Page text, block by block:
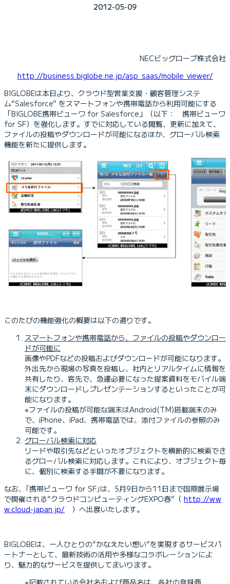
2012-05-09
NECビッグローブ株式会社
http://business.biglobe.ne.jp/asp_saas/mobile_viewer/
BIGLOBEは本日より、クラウド型営業支援・顧客管理システ
ム“Salesforce” をスマートフォンや携帯電話から利用可能にする
「BIGLOBE携帯ビューワ for Salesforce」（以下： 携帯ビューワ
for SF）を強化します。すでに対応している閲覧、更新に加えて、
ファイルの投稿やダウンロードが可能になるほか、グローバル検索
機能を新たに提供します。
このたびの機能強化の概要は以下の通りです。
スマートフォンや携帯電話から、ファイルの投稿やダウンロー
ドが可能に
画像やPDFなどの投稿およびダウンロードが可能になります。
外出先から現場の写真を投稿し、社内とリアルタイムに情報を
共有したり、客先で、急遽必要になった提案資料をモバイル端
末にダウンロードしプレゼンテーションするといったことが可
能になります。
※ファイルの投稿が可能な端末はAndroid(TM)搭載端末のみ
で、iPhone、iPad、携帯電話では、添付ファイルの参照のみ
可能です。
グローバル検索に対応
リードや取引先などといったオブジェクトを横断的に検索でき
るグローバル検索に対応します。これにより、オブジェクト毎
に、個別に検索する手間が不要になります。
なお、｢携帯ビューワ for SF｣は、5月9日から11日まで国際展示場
で開催される”クラウドコンピューティングEXPO春”（ http://ww
w.cloud-japan.jp/ ）へ出展いたします。
BIGLOBEは、一人ひとりの“かなえたい想い”を実現するサービスパ
ートナーとして、最新技術の活用や多様なコラボレーションによ
り、魅力的なサービスを提供してまいります。
※記載されている会社名および商品名は、各社の登録商